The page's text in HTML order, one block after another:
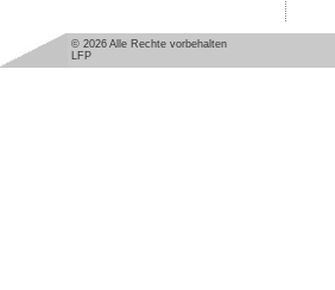
© 2026 Alle Rechte vorbehalten
LFP